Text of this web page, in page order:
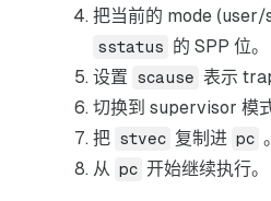
把当前的 mode
sstatus
的 SPP 位。
设置
scause 表示
切换到 supervisor 模式
把 stvec 复制进 pc 。
从 pc 开始继续执行。